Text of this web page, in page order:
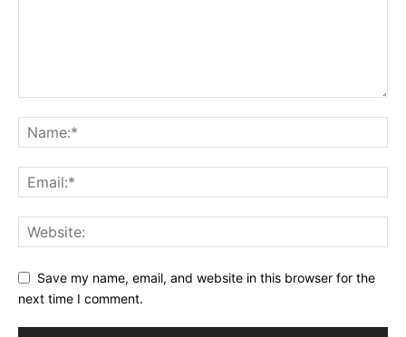
Save my name, email, and website in this browser for the
next time I comment.